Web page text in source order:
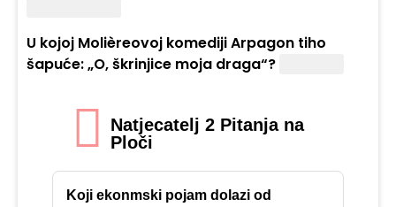
U kojoj Molièreovoj komediji Arpagon tiho
šapuće: „O, škrinjice moja draga“?
Natjecatelj 2 Pitanja na
Ploči
Koji ekonmski pojam dolazi od